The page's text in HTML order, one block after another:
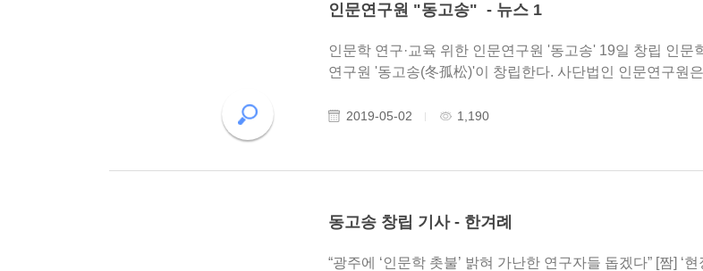
인문연구원 "동고송" - 뉴스 1
인문학 연구·교육 위한 인문연구원 '동고송' 19일 창립 인문학을 연구하고 교육·보급해 광주정신을 계승하기 위한 인문
연구원 '동고송(冬孤松)'이 창립한다. 사단법인 인문연구원은 19일 오후 7시 광주 동구 오월의 숲에서 동고송 창립총회를
2019-05-02 1,190
동고송 창립 기사 - 한겨례
“광주에 ‘인문학 촛불’ 밝혀 가난한 연구자들 돕겠다” [짬] ‘현장 활동가’ 황광우 작가 사단법인 인문연구원 동고송의 상임